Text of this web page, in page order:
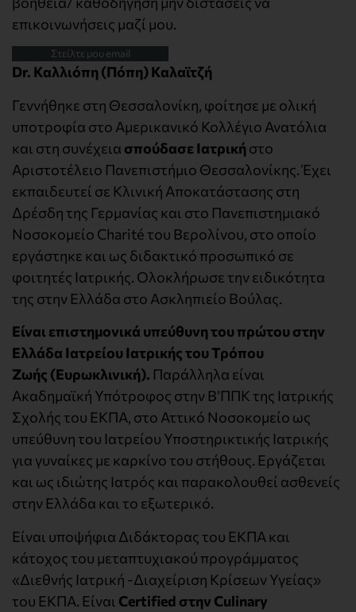
επικοινωνήσεις μαζί μου.
Στείλτε μου email
Dr. Καλλιόπη (Πόπη) Καλαϊτζή
Γεννήθηκε στη Θεσσαλονίκη, φοίτησε με ολική
υποτροφία στο Αμερικανικό Κολλέγιο Ανατόλια
και στη συνέχεια σπούδασε Ιατρική στο
Αριστοτέλειο Πανεπιστήμιο Θεσσαλονίκης. Έχει
εκπαιδευτεί σε Kλινική Αποκατάστασης στη
Δρέσδη της Γερμανίας και στο Πανεπιστημιακό
Νοσοκομείο Charité του Βερολίνου, στο οποίο
εργάστηκε και ως διδακτικό προσωπικό σε
φοιτητές Ιατρικής. Ολοκλήρωσε την ειδικότητα
της στην Ελλάδα στο Ασκληπιείο Βούλας.
Είναι επιστημονικά υπεύθυνη του πρώτου στην
Ελλάδα Ιατρείου Ιατρικής του Τρόπου
Ζωής (Ευρωκλινική). Παράλληλα είναι
Ακαδημαϊκή Υπότροφος στην Β’ΠΠΚ της Ιατρικής
Σχολής του ΕΚΠΑ, στο Αττικό Νοσοκομείο ως
υπεύθυνη του Ιατρείου Υποστηρικτικής Ιατρικής
για γυναίκες με καρκίνο του στήθους. Εργάζεται
και ως ιδιώτης Ιατρός και παρακολουθεί ασθενείς
στην Ελλάδα και το εξωτερικό.
Είναι υποψήφια Διδάκτορας του ΕΚΠΑ και
κάτοχος του μεταπτυχιακού προγράμματος
«Διεθνής Ιατρική -Διαχείριση Κρίσεων Υγείας»
του ΕΚΠΑ. Είναι Certified στην Culinary